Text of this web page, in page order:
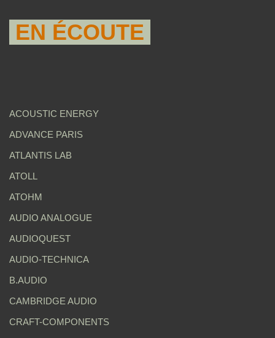
EN ÉCOUTE
ACOUSTIC ENERGY
ADVANCE PARIS
ATLANTIS LAB
ATOLL
ATOHM
AUDIO ANALOGUE
AUDIOQUEST
AUDIO-TECHNICA
B.AUDIO
CAMBRIDGE AUDIO
CRAFT-COMPONENTS